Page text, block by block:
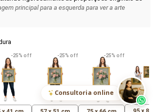
VER DETALHES
Narciso- caravaggio
R$ 365,92
VER
Maria
uma Rosa
R$ 365,92
Consultoria online
principal para a esquerda para ver a arte
-25% off -25% off -25% off